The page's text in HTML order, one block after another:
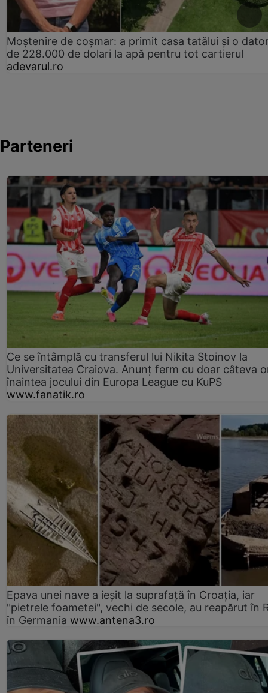
Moștenire de coșmar: a primit casa tatălui și o
de 228.000 de dolari la apă pentru tot cartierul
adevarul.ro
Parteneri
Ce se întâmplă cu transferul lui Nikita Stoinov la
Universitatea Craiova. Anunț ferm cu doar câteva
înaintea jocului din Europa League cu KuPS
www.fanatik.ro
Epava unei nave a ieșit la suprafață în Croația, iar
"pietrele foametei", vechi de secole, au reapărut în
în Germania www.antena3.ro